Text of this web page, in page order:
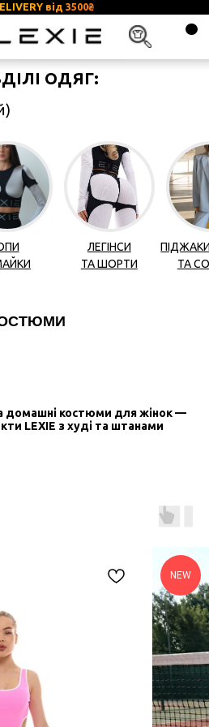
3500₴
ОДЯГ:
ДЖИНСИ,
ТА СПІДНИЦІ
ПІДЖАКИ, ЖИЛЕТИ
ТА СОРОЧКИ
ЛЕГІНСИ
ТА ШОРТИ
домашні костюми для жінок —
LEXIE з худі та штанами
NEW